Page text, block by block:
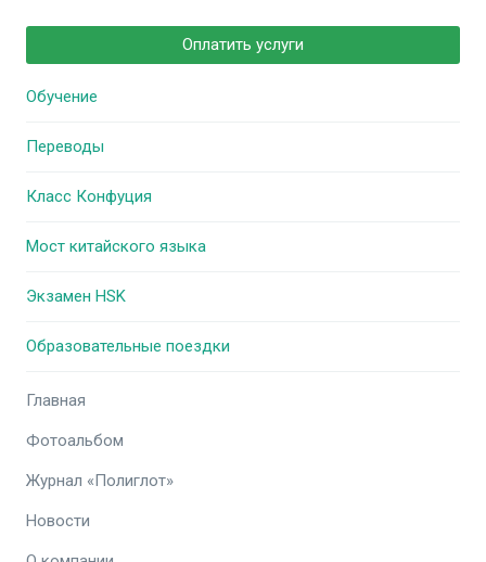
Оплатить услуги
Обучение
Переводы
Класс Конфуция
Мост китайского языка
Экзамен HSK
Образовательные поездки
Главная
Фотоальбом
Журнал «Полиглот»
Новости